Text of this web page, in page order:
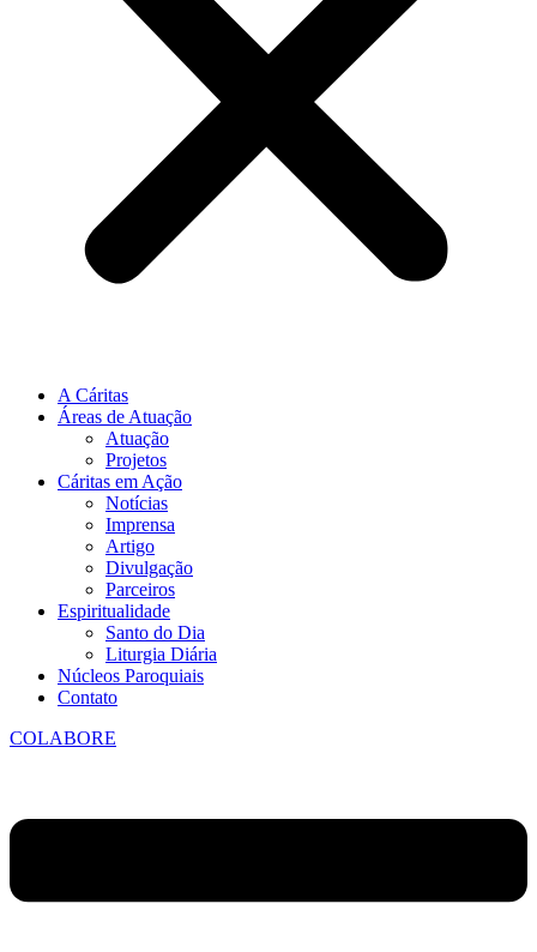
A Cáritas
Áreas de Atuação
Atuação
Projetos
Cáritas em Ação
Notícias
Imprensa
Artigo
Divulgação
Parceiros
Espiritualidade
Santo do Dia
Liturgia Diária
Núcleos Paroquiais
Contato
COLABORE